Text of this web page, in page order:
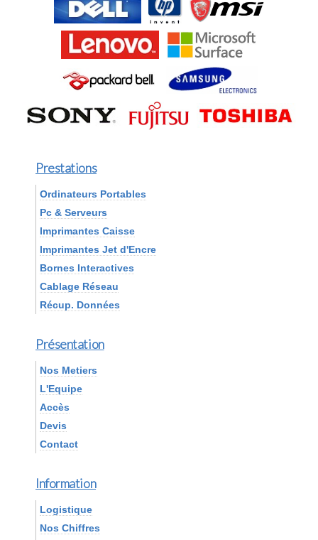
Prestations
Ordinateurs Portables
Pc & Serveurs
Imprimantes Caisse
Imprimantes Jet d'Encre
Bornes Interactives
Cablage Réseau
Récup. Données
Présentation
Nos Metiers
L'Equipe
Accès
Devis
Contact
Information
Logistique
Nos Chiffres